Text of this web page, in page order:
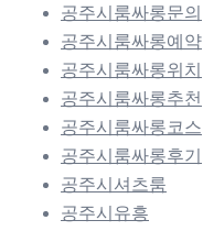
공주시룸싸롱문의
공주시룸싸롱예약
공주시룸싸롱위치
공주시룸싸롱추천
공주시룸싸롱코스
공주시룸싸롱후기
공주시셔츠룸
공주시유흥